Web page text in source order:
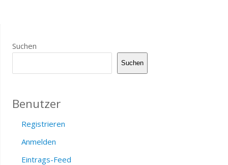
Suchen
Suchen
Benutzer
Registrieren
Anmelden
Eintrags-Feed